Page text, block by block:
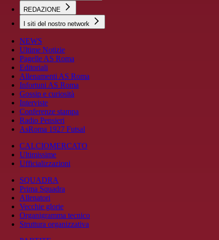
REDAZIONE
I siti del nostro network
NEWS
Ultime Notizie
Pagelle AS Roma
Editoriali
Allenamenti AS Roma
Infortuni AS Roma
Gossip e curiosità
Interviste
Conferenze stampa
Radio Pensieri
AsRoma 1927 Futsal
CALCIOMERCATO
Ultimissime
Ufficializzazioni
SQUADRA
Prima Squadra
Allenatori
Vecchie glorie
Organigramma tecnico
Struttura organizzativa